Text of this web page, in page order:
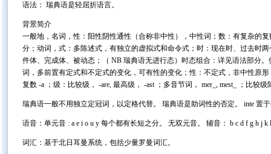
语法： 瑞典语是轻屈折语言。
背景简介
一般地，名词，性：阳性阴性通性（合称非中性），中性词；数：有复杂的
分；动词，式：多陈述式，有独立的虚拟式和命令式；时：现在时、过去时
件体、完成体、被动态；（ NB 瑞典语无进行态）时态组合：详见语法部分
词，多前置有定式和不定式的变化，可有性的变化；性：不定式，非中性原
复数 -a ；级：比较级， -are, 最高级， -ast ；多音节词， mer_, mest_ ；比较
瑞典语一般不用独立定冠词，以定格代替。 瑞典语是助词性的否定。 inte 置
语音：单元音 : a e i o u y 每个都有长短之分。 无双元音。 辅音： b c d f g h j k
词汇：基于北日耳曼系统，包括少量罗曼词汇。